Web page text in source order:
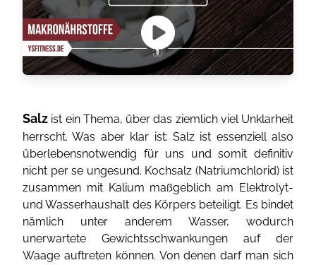
Salz ist ein Thema, über das ziemlich viel Unklarheit
herrscht. Was aber klar ist: Salz ist essenziell also
überlebensnotwendig für uns und somit definitiv
nicht per se ungesund. Kochsalz (Natriumchlorid) ist
zusammen mit Kalium maßgeblich am Elektrolyt-
und Wasserhaushalt des Körpers beteiligt. Es bindet
nämlich unter anderem Wasser, wodurch
unerwartete Gewichtsschwankungen auf der
Waage auftreten können. Von denen darf man sich